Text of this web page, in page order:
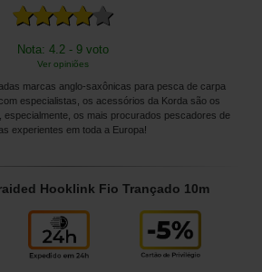
Nota: 4.2 - 9 voto
Ver opiniões
marcas anglo-saxônicas para pesca de carpa
especialistas, os acessórios da Korda são os
especialmente, os mais procurados pescadores de
experientes em toda a Europa!
Hooklink Fio Trançado 10m